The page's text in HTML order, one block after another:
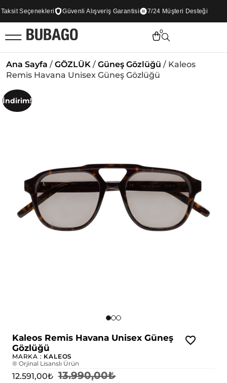
Seçenekleri Güvenli Alışveriş Garantisi 7/24 Müşteri Desteği
0
Ana Sayfa / GÖZLÜK / Güneş Gözlüğü / Kaleos
Remis Havana Unisex Güneş Gözlüğü
İndirim!
Kaleos Remis Havana Unisex Güneş
Gözlüğü
MARKA : KALEOS
® Orjinal Lisanslı Ürün
13.990,00₺
12.591,00₺